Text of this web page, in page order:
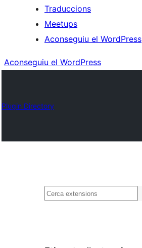
Traduccions
Meetups
Aconseguiu el WordPress
Aconseguiu el WordPress
Plugin Directory
Cerca